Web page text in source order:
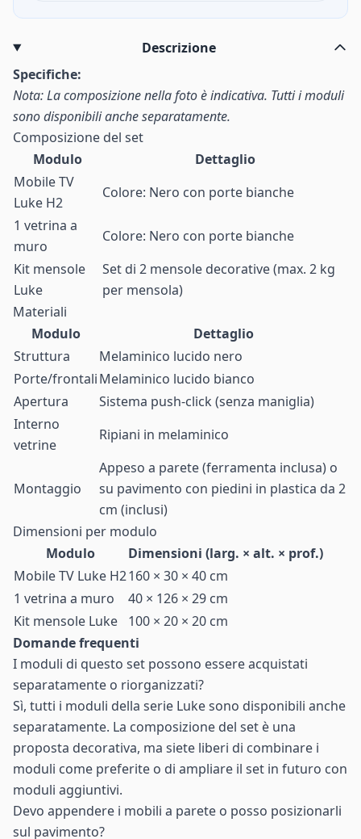
Descrizione
Specifiche:
Nota: La composizione nella foto è indicativa. Tutti i moduli
sono disponibili anche separatamente.
Composizione del set
Modulo
Dettaglio
Mobile TV
Luke H2
Colore: Nero con porte bianche
1 vetrina a
muro
Colore: Nero con porte bianche
Kit mensole
Luke
Set di 2 mensole decorative (max. 2 kg
per mensola)
Materiali
Modulo
Dettaglio
Struttura
Melaminico lucido nero
Porte/frontaliMelaminico lucido bianco
Apertura
Sistema push-click (senza maniglia)
Interno
vetrine
Ripiani in melaminico
Montaggio
Appeso a parete (ferramenta inclusa) o
su pavimento con piedini in plastica da 2
cm (inclusi)
Dimensioni per modulo
Modulo
Dimensioni (larg. × alt. × prof.)
Mobile TV Luke H2160 × 30 × 40 cm
1 vetrina a muro
40 × 126 × 29 cm
Kit mensole Luke
100 × 20 × 20 cm
Domande frequenti
I moduli di questo set possono essere acquistati
separatamente o riorganizzati?
Sì, tutti i moduli della serie Luke sono disponibili anche
separatamente. La composizione del set è una
proposta decorativa, ma siete liberi di combinare i
moduli come preferite o di ampliare il set in futuro con
moduli aggiuntivi.
Devo appendere i mobili a parete o posso posizionarli
sul pavimento?